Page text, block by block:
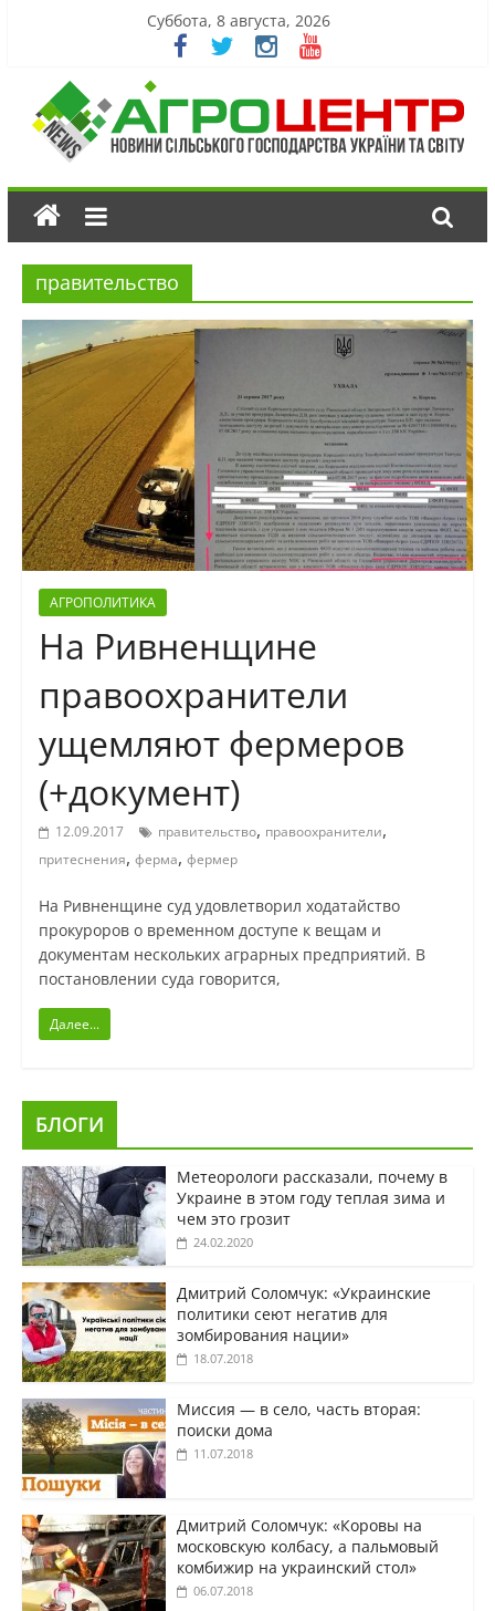
Суббота, 8 августа, 2026
правительство
АГРОПОЛИТИКА
На Ривненщине
правоохранители
ущемляют фермеров
(+документ)
12.09.2017 правительство, правоохранители,
притеснения, ферма, фермер
На Ривненщине суд удовлетворил ходатайство
прокуроров о временном доступе к вещам и
документам нескольких аграрных предприятий. В
постановлении суда говорится,
Далее...
БЛОГИ
Метеорологи рассказали, почему в
Украине в этом году теплая зима и
чем это грозит
24.02.2020
Дмитрий Соломчук: «Украинские
политики сеют негатив для
зомбирования нации»
18.07.2018
Миссия — в село, часть вторая:
поиски дома
11.07.2018
Дмитрий Соломчук: «Коровы на
московскую колбасу, а пальмовый
комбижир на украинский стол»
06.07.2018